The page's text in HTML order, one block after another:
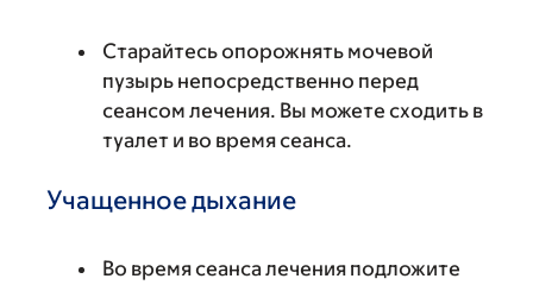
Старайтесь опорожнять мочевой
пузырь непосредственно перед
сеансом лечения. Вы можете сходить в
туалет и во время сеанса.
Учащенное дыхание
Во время сеанса лечения подложите